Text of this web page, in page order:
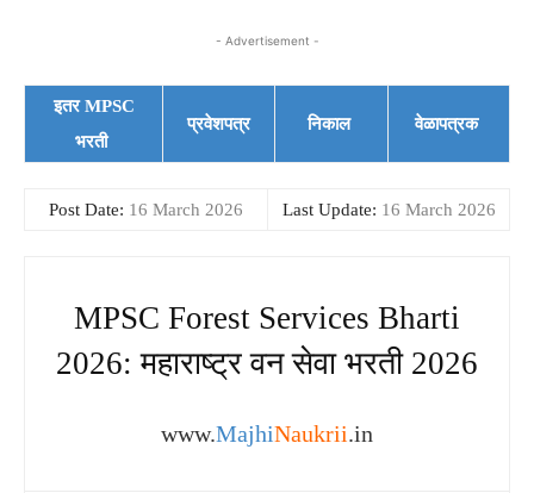
- Advertisement -
इतर MPSC
भरती
प्रवेशपत्र निकाल वेळापत्रक
Post Date: 16 March 2026 Last Update: 16 March 2026
MPSC Forest Services Bharti
2026: महाराष्ट्र वन सेवा भरती 2026
www.MajhiNaukrii.in